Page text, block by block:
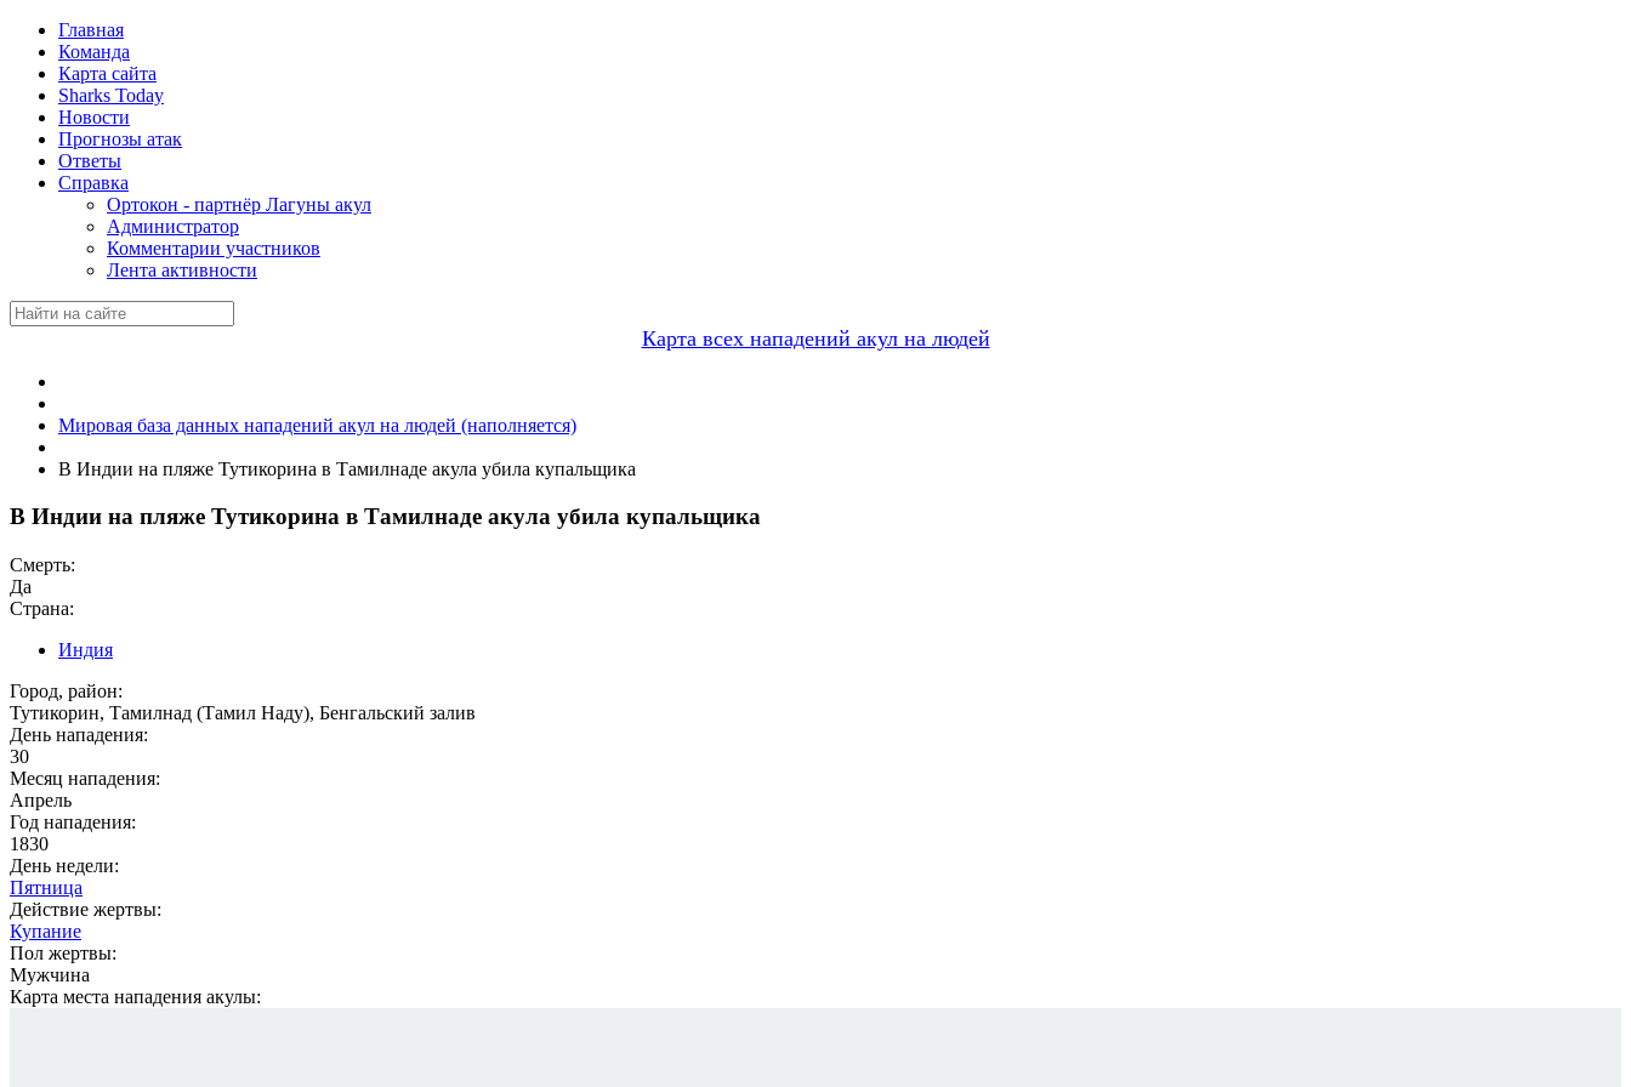
Главная
Команда
Карта сайта
Sharks Today
Новости
Прогнозы атак
Ответы
Справка
Ортокон - партнёр Лагуны акул
Администратор
Комментарии участников
Лента активности
Карта всех нападений акул на людей
Мировая база данных нападений акул на людей (наполняется)
В Индии на пляже Тутикорина в Тамилнаде акула убила купальщика
В Индии на пляже Тутикорина в Тамилнаде акула убила купальщика
Смерть:
Да
Страна:
Индия
Город, район:
Тутикорин, Тамилнад (Тамил Наду), Бенгальский залив
День нападения:
30
Месяц нападения:
Апрель
Год нападения:
1830
День недели:
Пятница
Действие жертвы:
Купание
Пол жертвы:
Мужчина
Карта места нападения акулы: